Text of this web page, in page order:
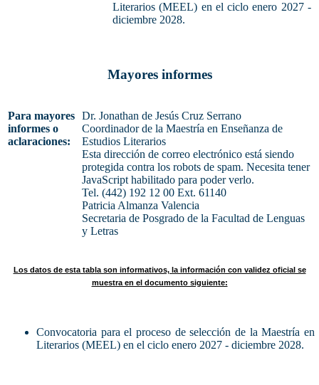
Literarios (MEEL) en el ciclo enero 2027 -
diciembre 2028.
Mayores informes
Para mayores
informes o
aclaraciones:
Dr. Jonathan de Jesús Cruz Serrano
Coordinador de la Maestría en Enseñanza de
Estudios Literarios
Esta dirección de correo electrónico está siendo
protegida contra los robots de spam. Necesita tener
JavaScript habilitado para poder verlo.
Tel. (442) 192 12 00 Ext. 61140
Patricia Almanza Valencia
Secretaria de Posgrado de la Facultad de Lenguas
y Letras
Los datos de esta tabla son informativos, la información con validez oficial se
muestra en el documento siguiente:
Convocatoria para el proceso de selección de la Maestría en
Literarios (MEEL) en el ciclo enero 2027 - diciembre 2028.